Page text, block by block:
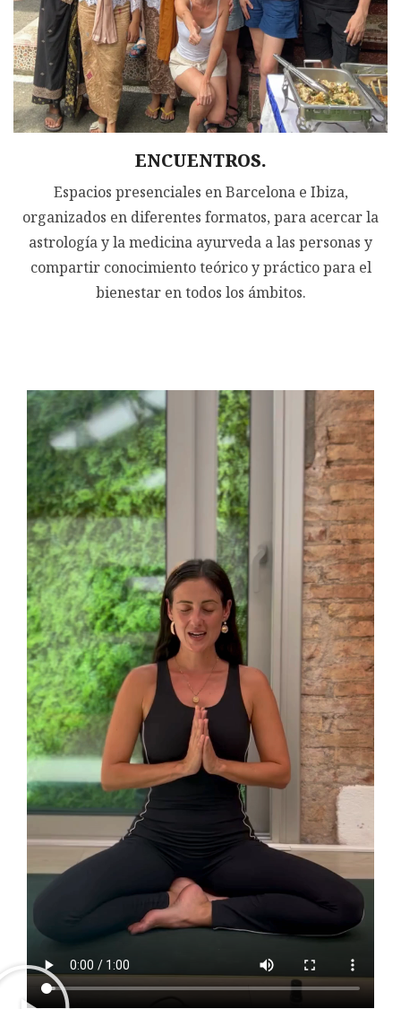
ENCUENTROS.
Espacios presenciales en Barcelona e Ibiza,
organizados en diferentes formatos, para acercar la
astrología y la medicina ayurveda a las personas y
compartir conocimiento teórico y práctico para el
bienestar en todos los ámbitos.